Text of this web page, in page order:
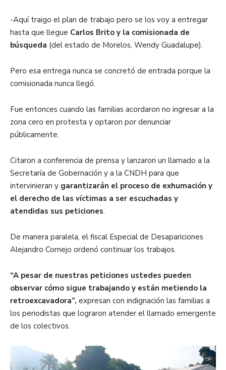
-Aquí traigo el plan de trabajo pero se los voy a entregar
hasta que llegue Carlos Brito y la comisionada de
búsqueda (del estado de Morelos, Wendy Guadalupe).
Pero esa entrega nunca se concretó de entrada porque la
comisionada nunca llegó.
Fue entonces cuando las familias acordaron no ingresar a la
zona cero en protesta y optaron por denunciar
públicamente.
Citaron a conferencia de prensa y lanzaron un llamado a la
Secretaría de Gobernación y a la CNDH para que
intervinieran y garantizarán el proceso de exhumación y
el derecho de las víctimas a ser escuchadas y
atendidas sus peticiones.
De manera paralela, el fiscal Especial de Desapariciones
Alejandro Cornejo ordenó continuar los trabajos.
“A pesar de nuestras peticiones ustedes pueden
observar cómo sigue trabajando y están metiendo la
retroexcavadora”, expresan con indignación las familias a
los periodistas que lograron atender el llamado emergente
de los colectivos.